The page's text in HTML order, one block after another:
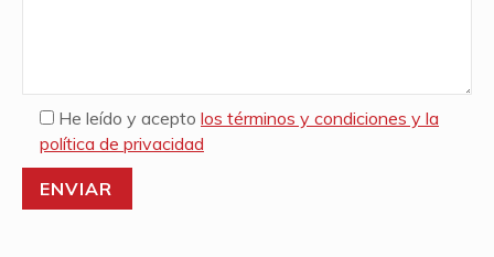
He leído y acepto los términos y condiciones y la
política de privacidad